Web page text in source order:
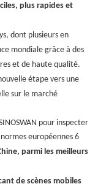
plus rapides et
dont plusieurs en
mondiale grâce à des
et de haute qualité.
étape vers une
sur le marché
parmi les meilleurs
de scènes mobiles